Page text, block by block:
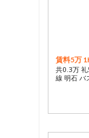
賃料5万
共0.3万
線 明石